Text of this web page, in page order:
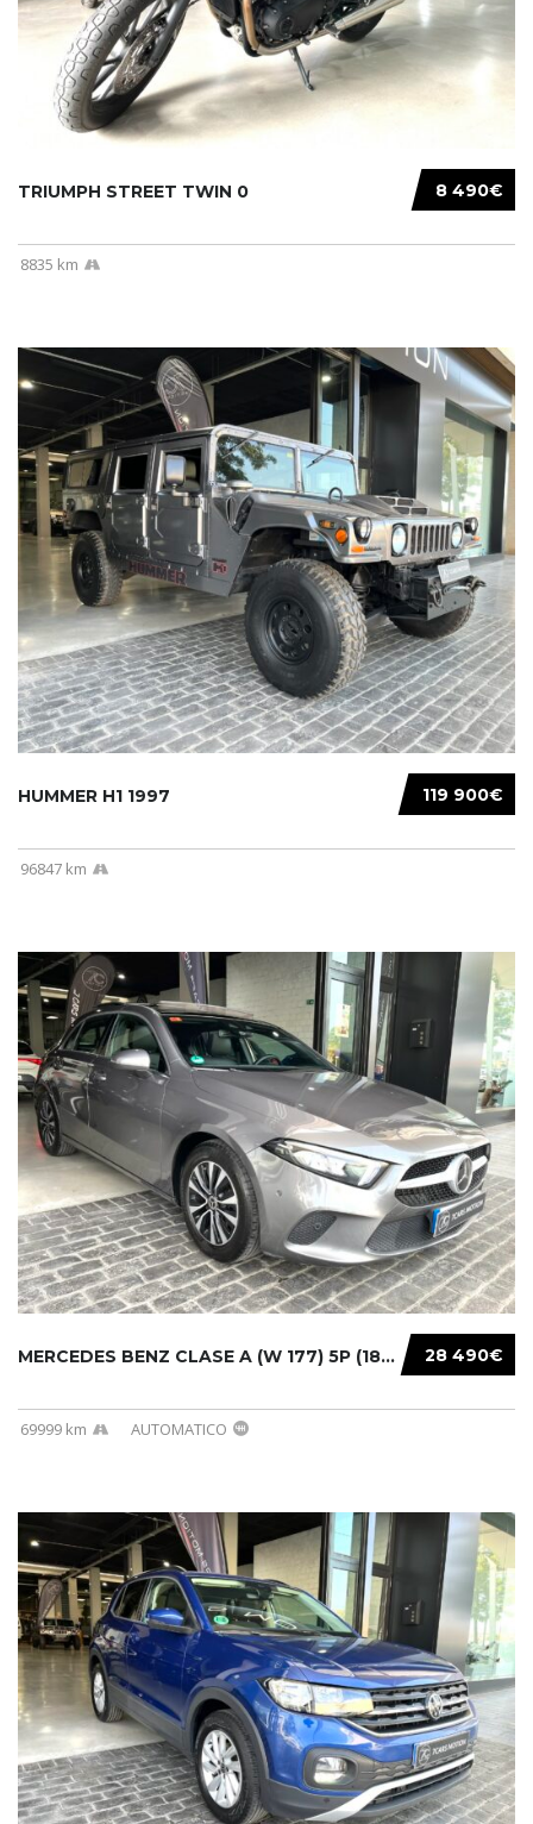
8 490€
TRIUMPH STREET TWIN 0
8835 km
119 900€
HUMMER H1 1997
96847 km
28 490€
MERCEDES BENZ CLASE A (W 177) 5P (18-) 2020....
69999 km AUTOMATICO